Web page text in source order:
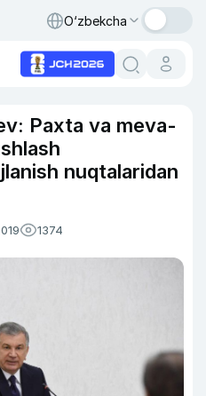
O‘zbekcha
Paxta va meva-
nuqtalaridan
1374